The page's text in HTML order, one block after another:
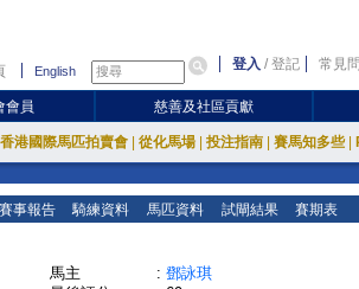
English 登入 /登記 常見
會員 慈善及社區貢獻
香港國際馬匹拍賣會 從化馬場 投注指南 賽馬知多些
賽事報告 騎練資料 馬匹資料 試閘結果 賽期表
馬主 : 鄧詠琪